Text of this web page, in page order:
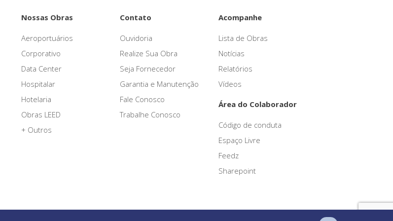
Nossas Obras
Aeroportuários
Corporativo
Data Center
Hospitalar
Hotelaria
Obras LEED
+ Outros
Contato
Ouvidoria
Realize Sua Obra
Seja Fornecedor
Garantia e Manutenção
Fale Conosco
Trabalhe Conosco
Acompanhe
Lista de Obras
Notícias
Relatórios
Vídeos
Área do Colaborador
Código de conduta
Espaço Livre
Feedz
Sharepoint